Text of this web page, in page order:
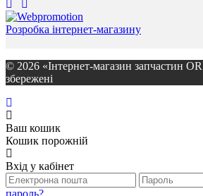
Розробка інтернет-магазину
© 2026 «Інтернет-магазин запчастин
збережені
Ваш кошик
Кошик порожній
Вхід у кабінет
пароль?